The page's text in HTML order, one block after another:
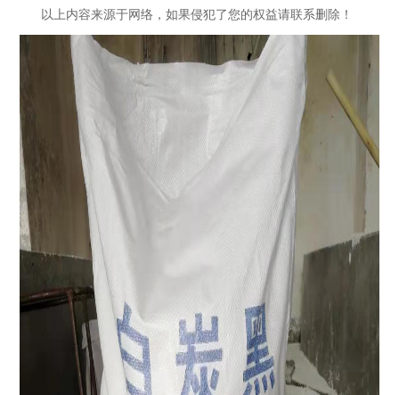
以上内容来源于网络，如果侵犯了您的权益请联系删除！